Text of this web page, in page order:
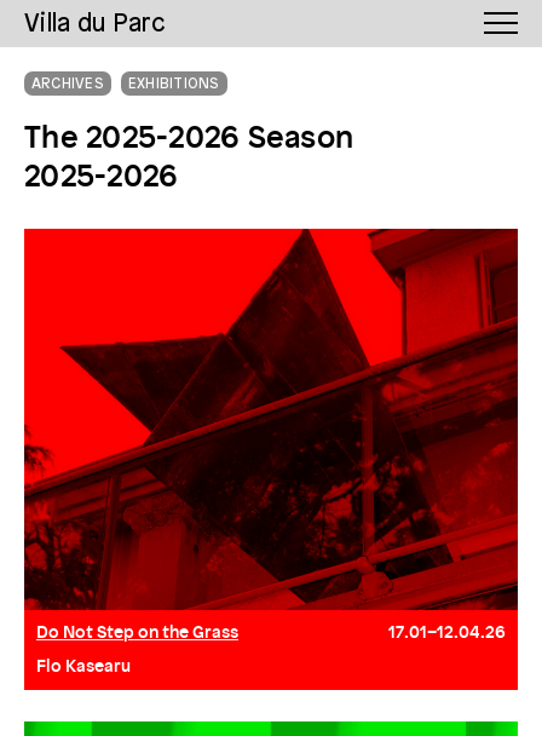
Villa du Parc
ARCHIVES EXHIBITIONS
The 2025-2026 Season
2025-2026
Do Not Step on the Grass
17.01–12.04.26
Flo Kasearu